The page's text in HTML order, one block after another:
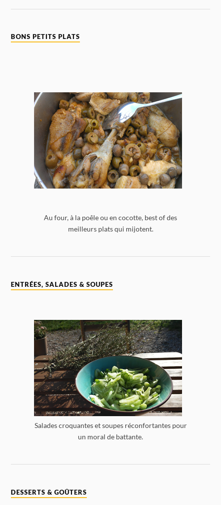
BONS PETITS PLATS
Au four, à la poêle ou en cocotte, best of des
meilleurs plats qui mijotent.
ENTRÉES, SALADES & SOUPES
Salades croquantes et soupes réconfortantes pour
un moral de battante.
DESSERTS & GOÛTERS